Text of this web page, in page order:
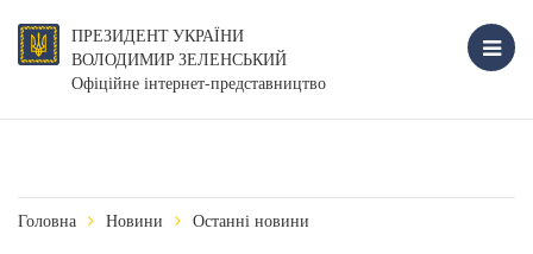
ПРЕЗИДЕНТ УКРАЇНИ
ВОЛОДИМИР ЗЕЛЕНСЬКИЙ
Офіційне інтернет-представництво
Головна Новини Останні новини